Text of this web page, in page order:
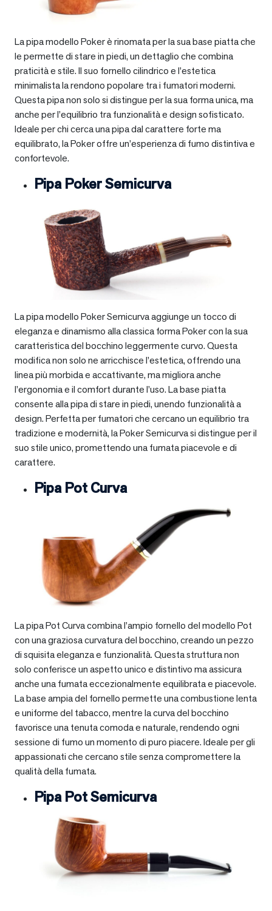
La pipa modello Poker è rinomata per la sua base piatta che
le permette di stare in piedi, un dettaglio che combina
praticità e stile. Il suo fornello cilindrico e l’estetica
minimalista la rendono popolare tra i fumatori moderni.
Questa pipa non solo si distingue per la sua forma unica, ma
anche per l’equilibrio tra funzionalità e design sofisticato.
Ideale per chi cerca una pipa dal carattere forte ma
equilibrato, la Poker offre un’esperienza di fumo distintiva e
confortevole.
Pipa Poker Semicurva
La pipa modello Poker Semicurva aggiunge un tocco di
eleganza e dinamismo alla classica forma Poker con la sua
caratteristica del bocchino leggermente curvo. Questa
modifica non solo ne arricchisce l’estetica, offrendo una
linea più morbida e accattivante, ma migliora anche
l’ergonomia e il comfort durante l’uso. La base piatta
consente alla pipa di stare in piedi, unendo funzionalità a
design. Perfetta per fumatori che cercano un equilibrio tra
tradizione e modernità, la Poker Semicurva si distingue per il
suo stile unico, promettendo una fumata piacevole e di
carattere.
Pipa Pot Curva
La pipa Pot Curva combina l’ampio fornello del modello Pot
con una graziosa curvatura del bocchino, creando un pezzo
di squisita eleganza e funzionalità. Questa struttura non
solo conferisce un aspetto unico e distintivo ma assicura
anche una fumata eccezionalmente equilibrata e piacevole.
La base ampia del fornello permette una combustione lenta
e uniforme del tabacco, mentre la curva del bocchino
favorisce una tenuta comoda e naturale, rendendo ogni
sessione di fumo un momento di puro piacere. Ideale per gli
appassionati che cercano stile senza compromettere la
qualità della fumata.
Pipa Pot Semicurva